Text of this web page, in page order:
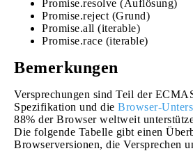
Promise.resolve (Auflösung)
Promise.reject (Grund)
Promise.all (iterable)
Promise.race (iterable)
Bemerkungen
Versprechungen sind Teil der
Spezifikation und die Browser-
88% der Browser weltweit
Die folgende Tabelle gibt einen
Browserversionen, die Versprechen